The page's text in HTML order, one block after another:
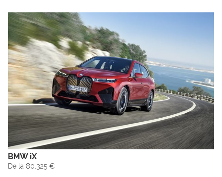
BMW iX
De la 80.325 €